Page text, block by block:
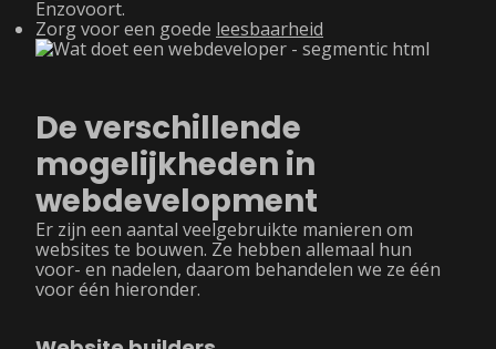
Enzovoort.
Zorg voor een goede leesbaarheid
De verschillende
mogelijkheden in
webdevelopment
Er zijn een aantal veelgebruikte manieren om
websites te bouwen. Ze hebben allemaal hun
voor- en nadelen, daarom behandelen we ze één
voor één hieronder.